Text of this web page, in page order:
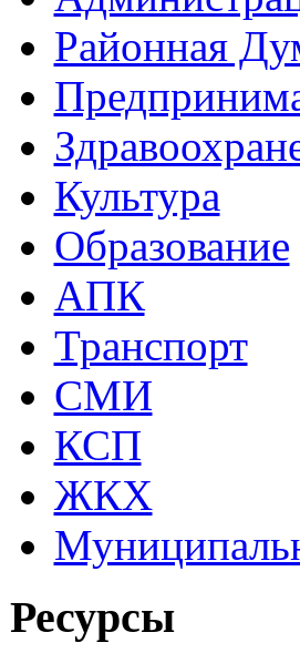
Районная
Культура
Образование
АПК
Транспорт
СМИ
КСП
ЖКХ
Ресурсы